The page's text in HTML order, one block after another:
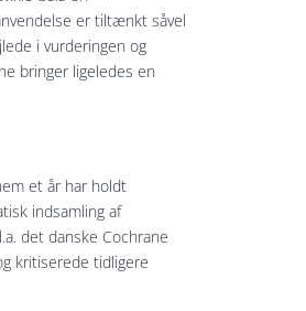
er tiltænkt såvel
i vurderingen og
bringer ligeledes en
et år har holdt
indsamling af
det danske Cochrane
kritiserede tidligere